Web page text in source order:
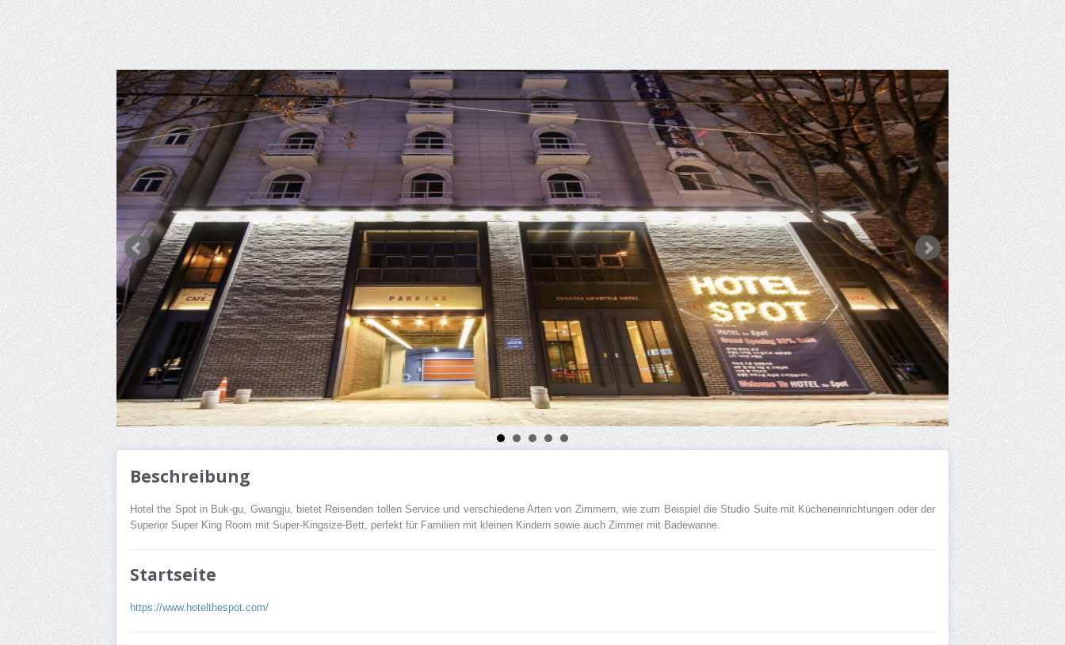
Beschreibung
Hotel the Spot in Buk-gu, Gwangju, bietet Reisenden tollen Service und verschiedene Arten von Zimmern, wie zum Beispiel die Studio Suite mit Kücheneinrichtungen oder der
Superior Super King Room mit Super-Kingsize-Bett, perfekt für Familien mit kleinen Kindern sowie auch Zimmer mit Badewanne.
Startseite
https://www.hotelthespot.com/